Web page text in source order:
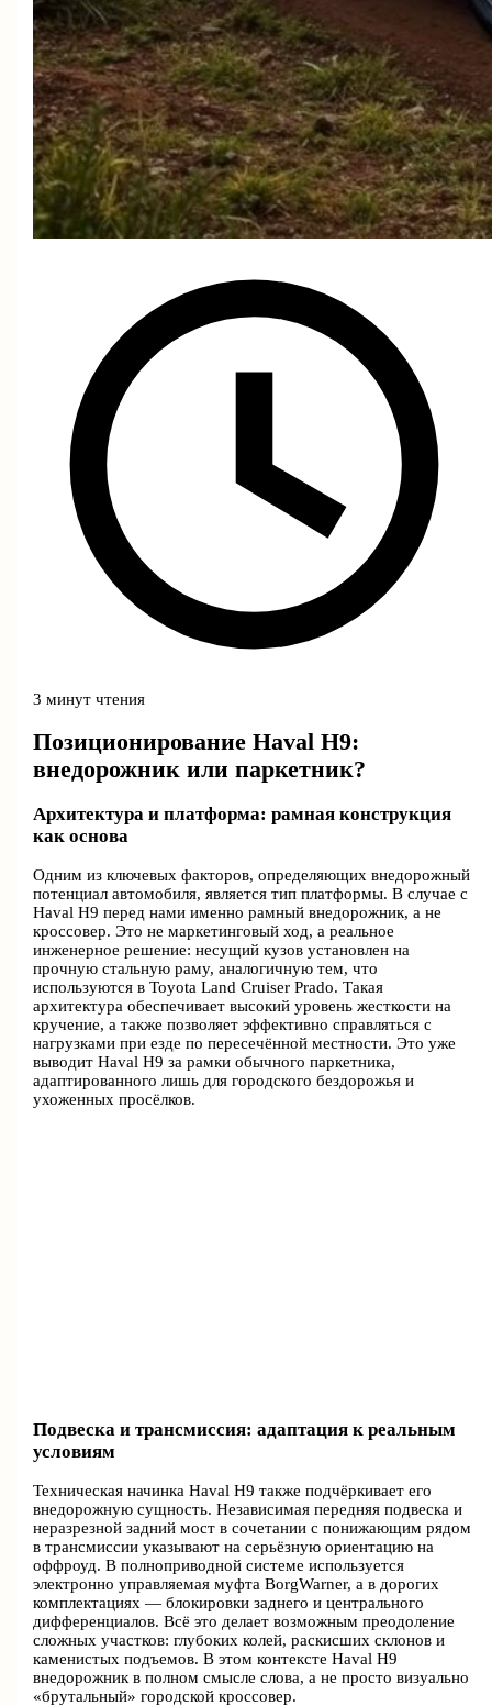
3 минут чтения
Позиционирование Haval H9:
внедорожник или паркетник?
Архитектура и платформа: рамная конструкция
как основа
Одним из ключевых факторов, определяющих внедорожный
потенциал автомобиля, является тип платформы. В случае с
Haval H9 перед нами именно рамный внедорожник, а не
кроссовер. Это не маркетинговый ход, а реальное
инженерное решение: несущий кузов установлен на
прочную стальную раму, аналогичную тем, что
используются в Toyota Land Cruiser Prado. Такая
архитектура обеспечивает высокий уровень жесткости на
кручение, а также позволяет эффективно справляться с
нагрузками при езде по пересечённой местности. Это уже
выводит Haval H9 за рамки обычного паркетника,
адаптированного лишь для городского бездорожья и
ухоженных просёлков.
Подвеска и трансмиссия: адаптация к реальным
условиям
Техническая начинка Haval H9 также подчёркивает его
внедорожную сущность. Независимая передняя подвеска и
неразрезной задний мост в сочетании с понижающим рядом
в трансмиссии указывают на серьёзную ориентацию на
оффроуд. В полноприводной системе используется
электронно управляемая муфта BorgWarner, а в дорогих
комплектациях — блокировки заднего и центрального
дифференциалов. Всё это делает возможным преодоление
сложных участков: глубоких колей, раскисших склонов и
каменистых подъемов. В этом контексте Haval H9
внедорожник в полном смысле слова, а не просто визуально
«брутальный» городской кроссовер.